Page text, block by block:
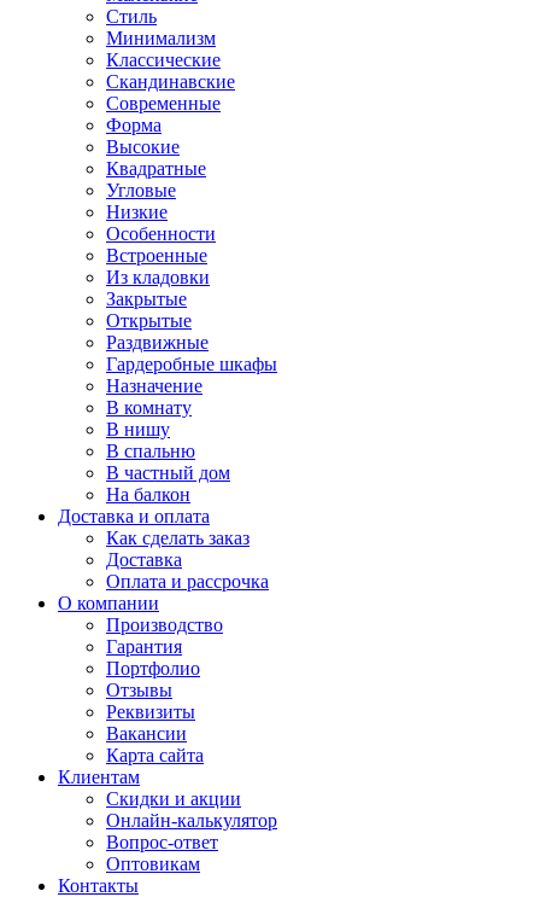
Стиль
Минимализм
Классические
Скандинавские
Современные
Форма
Высокие
Квадратные
Угловые
Низкие
Особенности
Встроенные
Из кладовки
Закрытые
Открытые
Раздвижные
Гардеробные шкафы
Назначение
В комнату
В нишу
В спальню
В частный дом
На балкон
Доставка и оплата
Как сделать заказ
Доставка
Оплата и рассрочка
О компании
Производство
Гарантия
Портфолио
Отзывы
Реквизиты
Вакансии
Карта сайта
Клиентам
Скидки и акции
Онлайн-калькулятор
Вопрос-ответ
Оптовикам
Контакты